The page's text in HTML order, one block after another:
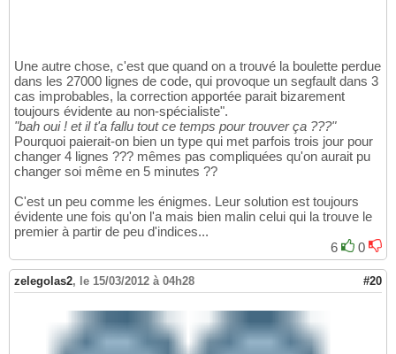
Une autre chose, c'est que quand on a trouvé la boulette perdue
dans les 27000 lignes de code, qui provoque un segfault dans 3
cas improbables, la correction apportée parait bizarement
toujours évidente au non-spécialiste".
"bah oui ! et il t'a fallu tout ce temps pour trouver ça ???"
Pourquoi paierait-on bien un type qui met parfois trois jour pour
changer 4 lignes ??? mêmes pas compliquées qu'on aurait pu
changer soi même en 5 minutes ??
C'est un peu comme les énigmes. Leur solution est toujours
évidente une fois qu'on l'a mais bien malin celui qui la trouve le
premier à partir de peu d'indices...
6
0
zelegolas2, le 15/03/2012 à 04h28 #20